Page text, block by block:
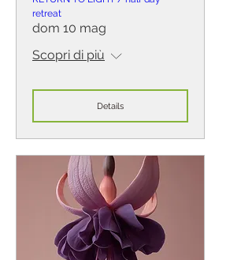
retreat
dom 10 mag
Scopri di più
Details